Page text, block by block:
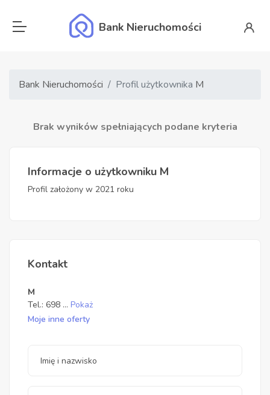
Bank Nieruchomości
Bank Nieruchomości Profil użytkownika M
Brak wyników spełniających podane kryteria
Informacje o użytkowniku M
Profil założony w 2021 roku
Kontakt
M
Tel.: 698 ... Pokaż
Moje inne oferty